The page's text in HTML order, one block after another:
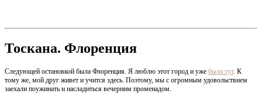
Тоскана. Флоренция
Следующей остановкой была Флоренция. Я люблю этот город и уже была тут. К
тому же, мой друг живет и учится здесь. Поэтому, мы с огромным удовольствием
заехали поужинать и насладиться вечерним променадом.